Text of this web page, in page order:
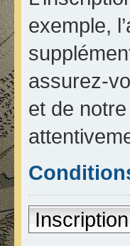
exemple,
assurez-
et de
Inscription